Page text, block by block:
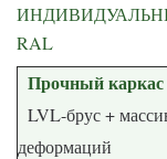
RAL
Прочный каркас
LVL-брус +